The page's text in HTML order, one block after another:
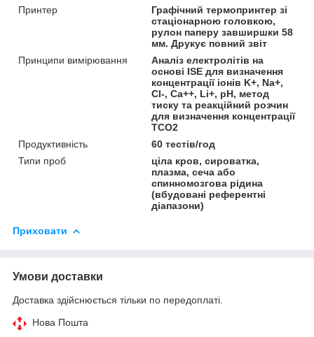
Принтер
Графічний термопринтер зі
стаціонарною головкою,
рулон паперу завширшки 58
мм. Друкує повний звіт
Принципи вимірювання
Аналіз електролітів на
основі ISE для визначення
концентрації іонів K+, Na+,
Cl-, Ca++, Li+, pH, метод
тиску та реакційний розчин
для визначення концентрації
TCO2
Продуктивність
60 тестів/год
Типи проб
ціла кров, сироватка,
плазма, сеча або
спинномозгова рідина
(вбудовані референтні
діапазони)
Приховати
Умови доставки
Доставка здійснюється тільки по передоплаті.
Нова Пошта